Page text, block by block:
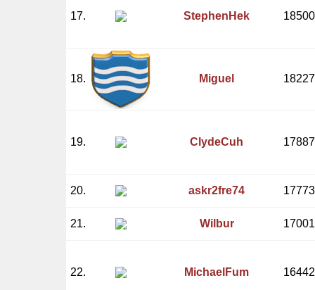
17. StephenHek 18500
18. Miguel 18227
19. ClydeCuh 17887
20. askr2fre74 17773
21. Wilbur 17001
22. MichaelFum 16442